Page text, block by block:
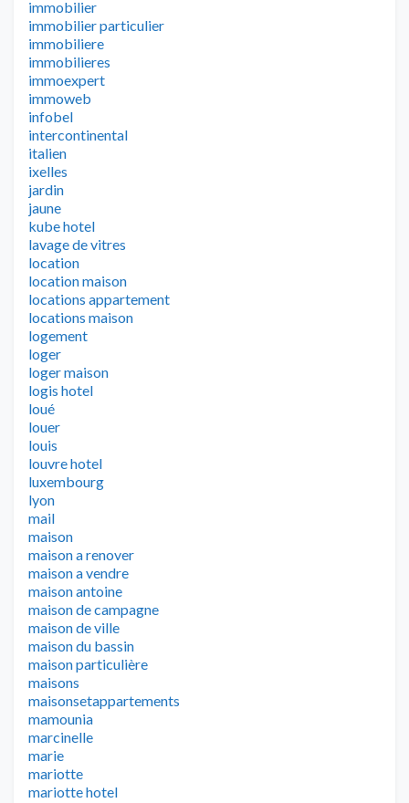
immobilier
immobilier particulier
immobiliere
immobilieres
immoexpert
immoweb
infobel
intercontinental
italien
ixelles
jardin
jaune
kube hotel
lavage de vitres
location
location maison
locations appartement
locations maison
logement
loger
loger maison
logis hotel
loué
louer
louis
louvre hotel
luxembourg
lyon
mail
maison
maison a renover
maison a vendre
maison antoine
maison de campagne
maison de ville
maison du bassin
maison particulière
maisons
maisonsetappartements
mamounia
marcinelle
marie
mariotte
mariotte hotel